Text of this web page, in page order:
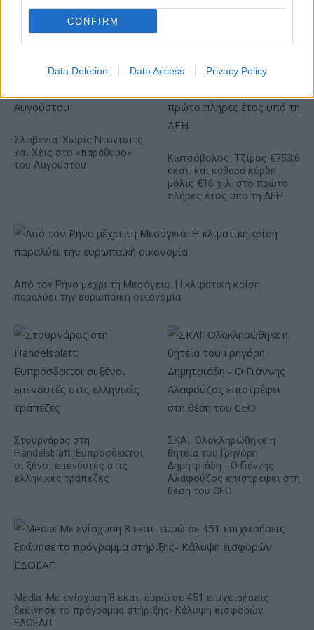
CONFIRM
Data Deletion Data Access Privacy Policy
ρωτήστε τον Ραζνάτοβιτς»! (vid)
Σλοβενία: Χωρίς Ντόντσιτς
και Χέις στο «παράθυρο»
του Αυγούστου
Κωτσόβολος: Τζίρος €753,6
εκατ. και καθαρά κέρδη
μόλις €16 χιλ. στο πρώτο
πλήρες έτος υπό τη ΔΕΗ
Από τον Ρήνο μέχρι τη Μεσόγειο: Η κλιματική κρίση
παραλύει την ευρωπαϊκή οικονομία
Στουρνάρας στη
Handelsblatt: Ευπρόσδεκτοι
οι ξένοι επενδυτές στις
ελληνικές τράπεζες
ΣΚΑΪ: Ολοκληρώθηκε η
θητεία του Γρηγόρη
Δημητριάδη - Ο Γιάννης
Αλαφούζος επιστρέφει στη
θέση του CEO
Media: Με ενίσχυση 8 εκατ. ευρώ σε 451 επιχειρήσεις
ξεκίνησε το πρόγραμμα στήριξης- Κάλυψη εισφορών
ΕΔΟΕΑΠ